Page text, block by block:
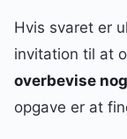
Hvis svaret er
invitation til at
overbevise
opgave er at